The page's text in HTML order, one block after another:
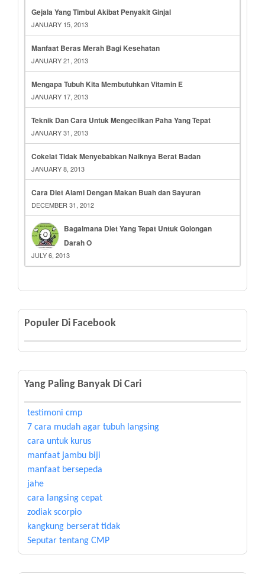
Gejala Yang Timbul Akibat Penyakit Ginjal
JANUARY 15, 2013
Manfaat Beras Merah Bagi Kesehatan
JANUARY 21, 2013
Mengapa Tubuh Kita Membutuhkan Vitamin E
JANUARY 17, 2013
Teknik Dan Cara Untuk Mengecilkan Paha Yang Tepat
JANUARY 31, 2013
Cokelat Tidak Menyebabkan Naiknya Berat Badan
JANUARY 8, 2013
Cara Diet Alami Dengan Makan Buah dan Sayuran
DECEMBER 31, 2012
Bagaimana Diet Yang Tepat Untuk Golongan
Darah O
JULY 6, 2013
Populer Di Facebook
Yang Paling Banyak Di Cari
testimoni cmp
7 cara mudah agar tubuh langsing
cara untuk kurus
manfaat jambu biji
manfaat bersepeda
jahe
cara langsing cepat
zodiak scorpio
kangkung berserat tidak
Seputar tentang CMP